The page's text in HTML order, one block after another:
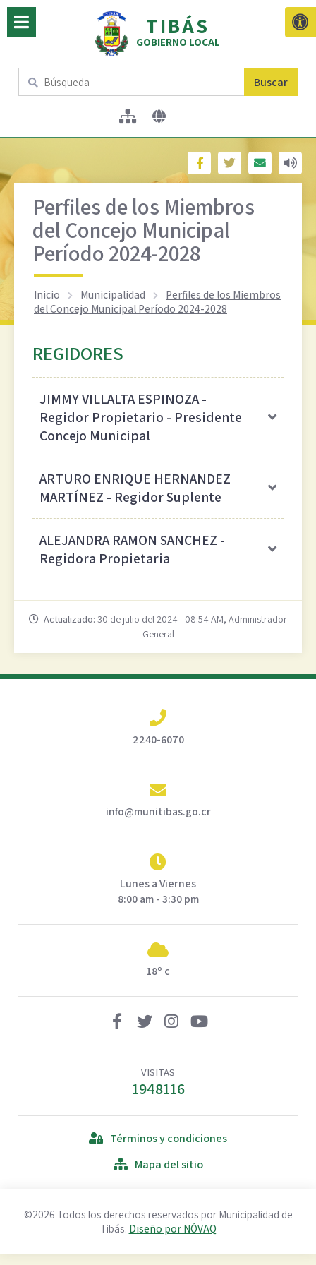
TIBÁS
GOBIERNO LOCAL
Buscar
Perfiles de los Miembros
del Concejo Municipal
Período 2024-2028
Inicio Municipalidad
Perfiles de los Miembros
del Concejo Municipal Período 2024-2028
REGIDORES
JIMMY VILLALTA ESPINOZA-
Regidor Propietario - Presidente
Concejo Municipal
ARTURO ENRIQUE HERNANDEZ
MARTÍNEZ - Regidor Suplente
ALEJANDRA RAMON SANCHEZ -
Regidora Propietaria
Actualizado: 30 de julio del 2024 - 08:54 AM, Administrador
General
2240-6070
info@munitibas.go.cr
Lunes a Viernes
8:00 am - 3:30 pm
18º c
VISITAS
1948116
Términos y condiciones
Mapa del sitio
©2026 Todos los derechos reservados por Municipalidad de
Tibás. Diseño por NÓVAQ